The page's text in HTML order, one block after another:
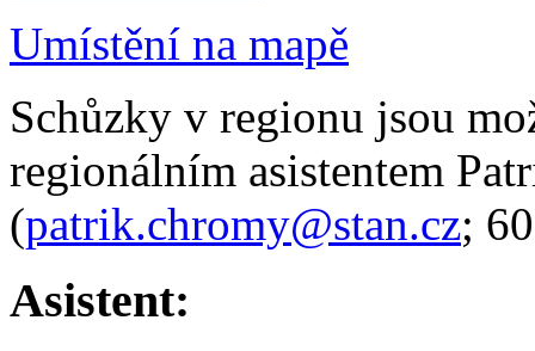
Umístění na mapě
Schůzky v regionu jsou
regionálním asistentem
(patrik.chromy@stan.cz;
Asistent: